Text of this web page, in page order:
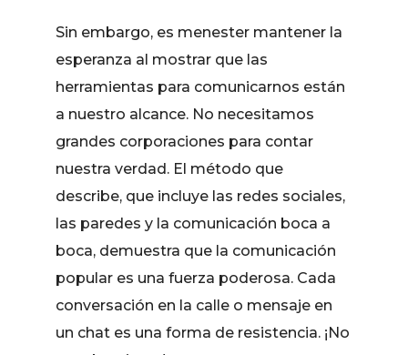
Sin embargo, es menester mantener la
esperanza al mostrar que las
herramientas para comunicarnos están
a nuestro alcance. No necesitamos
grandes corporaciones para contar
nuestra verdad. El método que
describe, que incluye las redes sociales,
las paredes y la comunicación boca a
boca, demuestra que la comunicación
popular es una fuerza poderosa. Cada
conversación en la calle o mensaje en
un chat es una forma de resistencia. ¡No